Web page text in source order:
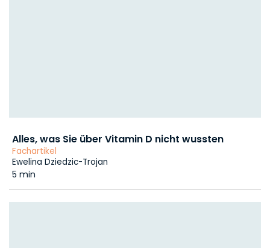
Alles, was Sie über Vitamin D nicht wussten
Fachartikel
Ewelina Dziedzic-Trojan
5 min